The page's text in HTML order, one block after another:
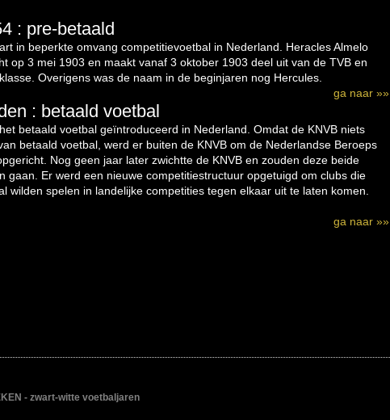
: pre-betaald
in beperkte omvang competitievoetbal in Nederland. Heracles Almelo
op 3 mei 1903 en maakt vanaf 3 oktober 1903 deel uit van de TVB en
Overigens was de naam in de beginjaren nog Hercules.
ga naar »»
: betaald voetbal
betaald voetbal geïntroduceerd in Nederland. Omdat de KNVB niets
betaald voetbal, werd er buiten de KNVB om de Nederlandse Beroeps
Nog geen jaar later zwichtte de KNVB en zouden deze beide
gaan. Er werd een nieuwe competitiestructuur opgetuigd om clubs die
wilden spelen in landelijke competities tegen elkaar uit te laten komen.
ga naar »»
- zwart-witte voetbaljaren